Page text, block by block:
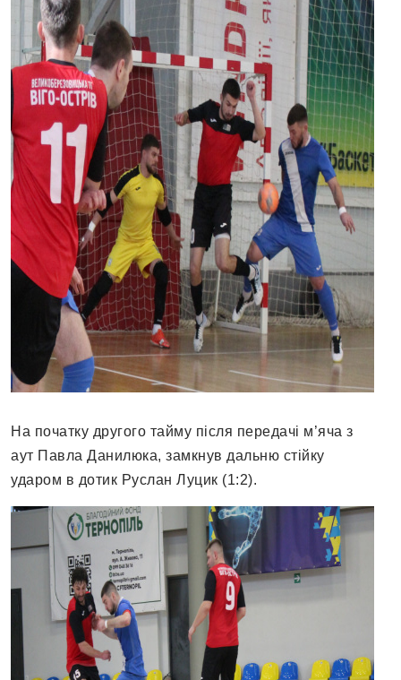
На початку другого тайму після передачі м’яча з
аут Павла Данилюка, замкнув дальню стійку
ударом в дотик Руслан Луцик (1:2).